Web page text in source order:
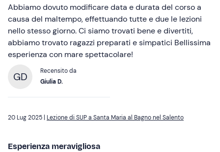
Abbiamo dovuto modificare data e durata del corso a
causa del maltempo, effettuando tutte e due le lezioni
nello stesso giorno. Ci siamo trovati bene e divertiti,
abbiamo trovato ragazzi preparati e simpatici Bellissima
esperienza con mare spettacolare!
GD
Recensito da
Giulia D.
20 Lug 2025 | Lezione di SUP a Santa Maria al Bagno nel Salento
Esperienza meravigliosa